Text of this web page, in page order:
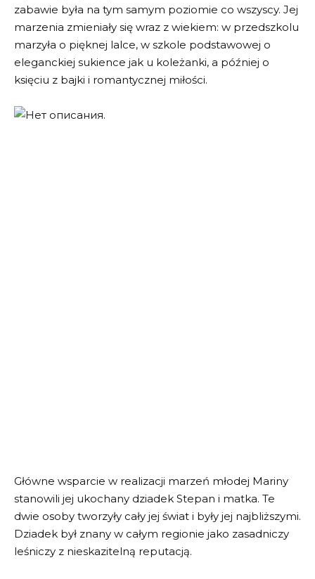
zabawie była na tym samym poziomie co wszyscy. Jej
marzenia zmieniały się wraz z wiekiem: w przedszkolu
marzyła o pięknej lalce, w szkole podstawowej o
eleganckiej sukience jak u koleżanki, a później o
księciu z bajki i romantycznej miłości.
Główne wsparcie w realizacji marzeń młodej Mariny
stanowili jej ukochany dziadek Stepan i matka. Te
dwie osoby tworzyły cały jej świat i były jej najbliższymi.
Dziadek był znany w całym regionie jako zasadniczy
leśniczy z nieskazitelną reputacją.